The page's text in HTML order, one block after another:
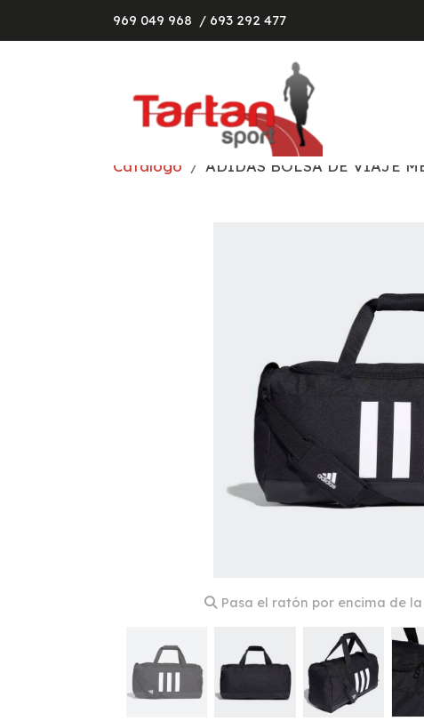
969 049 968 / 693 292 477
Catálogo ADIDAS BOLSA DE VIAJE
Pasa el ratón por encima de